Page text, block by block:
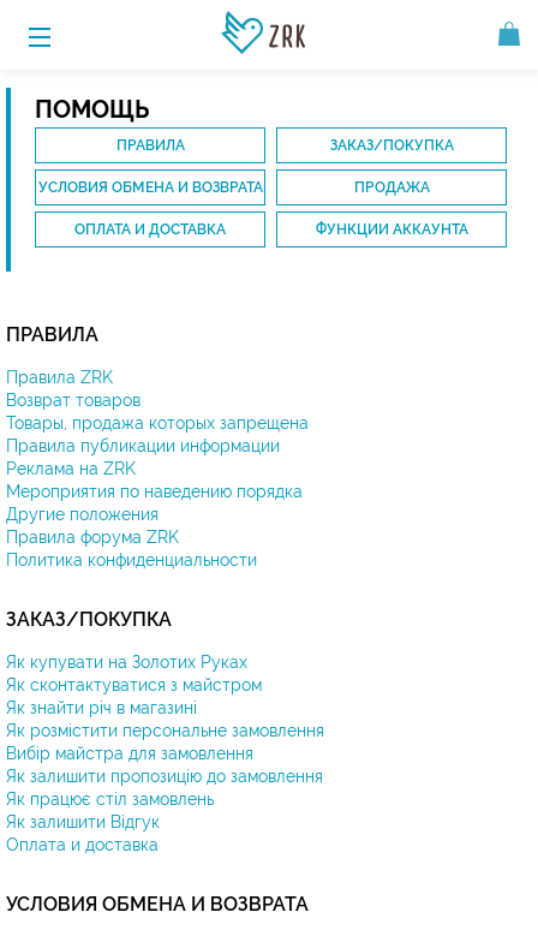
ПОМОЩЬ
ПРАВИЛА ЗАКАЗ/ПОКУПКА
УСЛОВИЯ ОБМЕНА И ВОЗВРАТА ПРОДАЖА
ОПЛАТА И ДОСТАВКА ФУНКЦИИ АККАУНТА
ПРАВИЛА
Правила ZRK
Возврат товаров
Товары, продажа которых запрещена
Правила публикации информации
Реклама на ZRK
Мероприятия по наведению порядка
Другие положения
Правила форума ZRK
Политика конфиденциальности
ЗАКАЗ/ПОКУПКА
Як купувати на Золотих Руках
Як сконтактуватися з майстром
Як знайти річ в магазині
Як розмістити персональне замовлення
Вибір майстра для замовлення
Як залишити пропозицію до замовлення
Як працює стіл замовлень
Як залишити Відгук
Оплата и доставка
УСЛОВИЯ ОБМЕНА И ВОЗВРАТА